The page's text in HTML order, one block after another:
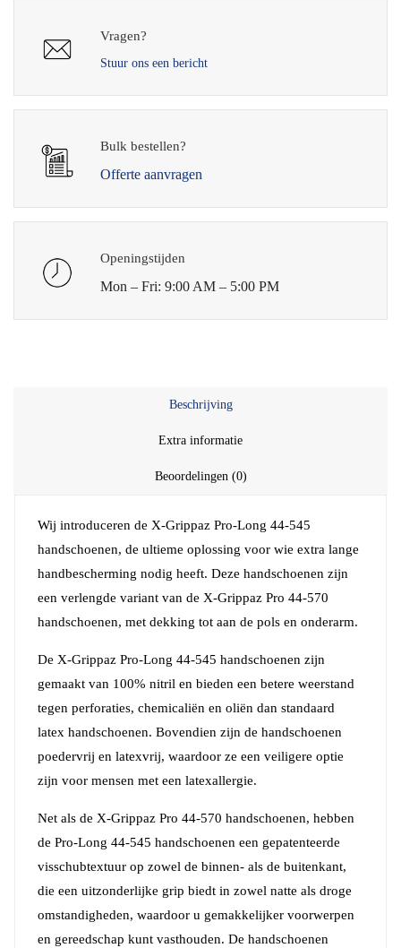
Vragen?
Stuur ons een bericht
Bulk bestellen?
Offerte aanvragen
Openingstijden
Mon – Fri: 9:00 AM – 5:00 PM
Beschrijving
Extra informatie
Beoordelingen (0)
Wij introduceren de X-Grippaz Pro-Long 44-545
handschoenen, de ultieme oplossing voor wie extra lange
handbescherming nodig heeft. Deze handschoenen zijn
een verlengde variant van de X-Grippaz Pro 44-570
handschoenen, met dekking tot aan de pols en onderarm.
De X-Grippaz Pro-Long 44-545 handschoenen zijn
gemaakt van 100% nitril en bieden een betere weerstand
tegen perforaties, chemicaliën en oliën dan standaard
latex handschoenen. Bovendien zijn de handschoenen
poedervrij en latexvrij, waardoor ze een veiligere optie
zijn voor mensen met een latexallergie.
Net als de X-Grippaz Pro 44-570 handschoenen, hebben
de Pro-Long 44-545 handschoenen een gepatenteerde
visschubtextuur op zowel de binnen- als de buitenkant,
die een uitzonderlijke grip biedt in zowel natte als droge
omstandigheden, waardoor u gemakkelijker voorwerpen
en gereedschap kunt vasthouden. De handschoenen